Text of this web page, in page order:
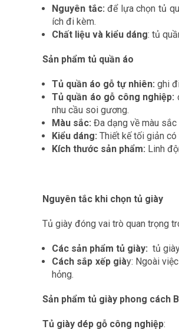
Nguyên tắc: để lựa chọn tủ
ích đi kèm.
Chất liệu và kiểu dáng: tủ
Sản phẩm tủ quần áo
Tủ quần áo gỗ tự nhiên: ghi
Tủ quần áo gỗ công nghiệp:
nhu cầu soi gương.
Màu sắc: Đa dạng về màu sắc
Kiểu dáng: Thiết kế tối giản
Kích thước sản phẩm: Linh
Nguyên tắc khi chọn tủ giày
Tủ giày đóng vai trò quan trọng
Các sản phẩm tủ giày: tủ
Cách sắp xếp giày: Ngoài
hỏng.
Sản phẩm tủ giày phong cách
Tủ giày dép gỗ công nghiệp: